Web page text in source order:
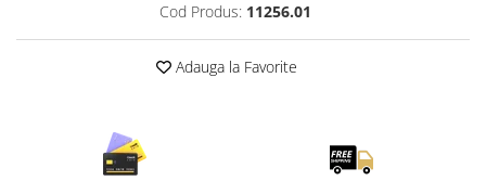
Cadouri pentru CUPLU El & Ea
Cadouri pentru sportivi
Cadouri Pensionare
Cod Produs: 11256.01
Adauga la Favorite